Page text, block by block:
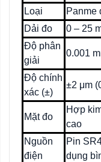
Loại
Panme
Dải đo
0 – 25
Độ phân
giải
0.001
Độ chính
xác (±)
±2 μm
Mặt đo
Hợp
cao
Nguồn
điện
Pin
dụng